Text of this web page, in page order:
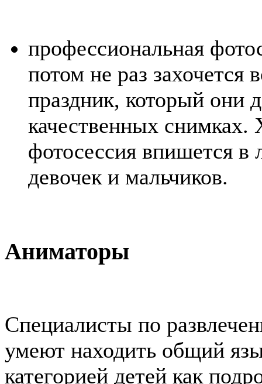
профессиональная
потом не раз захочется
праздник, который они
качественных снимках.
фотосессия впишется в
девочек и мальчиков.
Аниматоры
Специалисты по
умеют находить общий
категорией детей как